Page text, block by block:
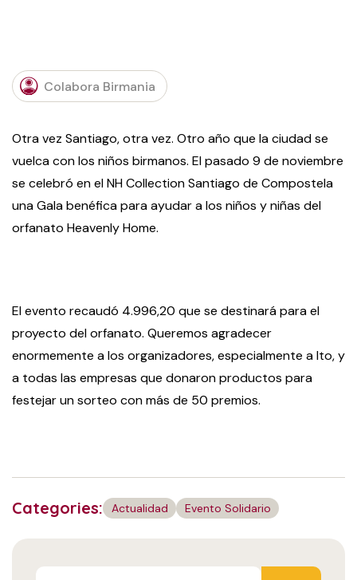
Colabora Birmania
Otra vez Santiago, otra vez. Otro año que la ciudad se
vuelca con los niños birmanos. El pasado 9 de noviembre
se celebró en el NH Collection Santiago de Compostela
una Gala benéfica para ayudar a los niños y niñas del
orfanato Heavenly Home.
El evento recaudó 4.996,20 que se destinará para el
proyecto del orfanato. Queremos agradecer
enormemente a los organizadores, especialmente a Ito, y
a todas las empresas que donaron productos para
festejar un sorteo con más de 50 premios.
Categories: Actualidad Evento Solidario